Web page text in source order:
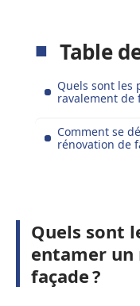
Table
Quels sont les
ravalement de
Comment se
rénovation de
Quels sont
entamer un
façade ?